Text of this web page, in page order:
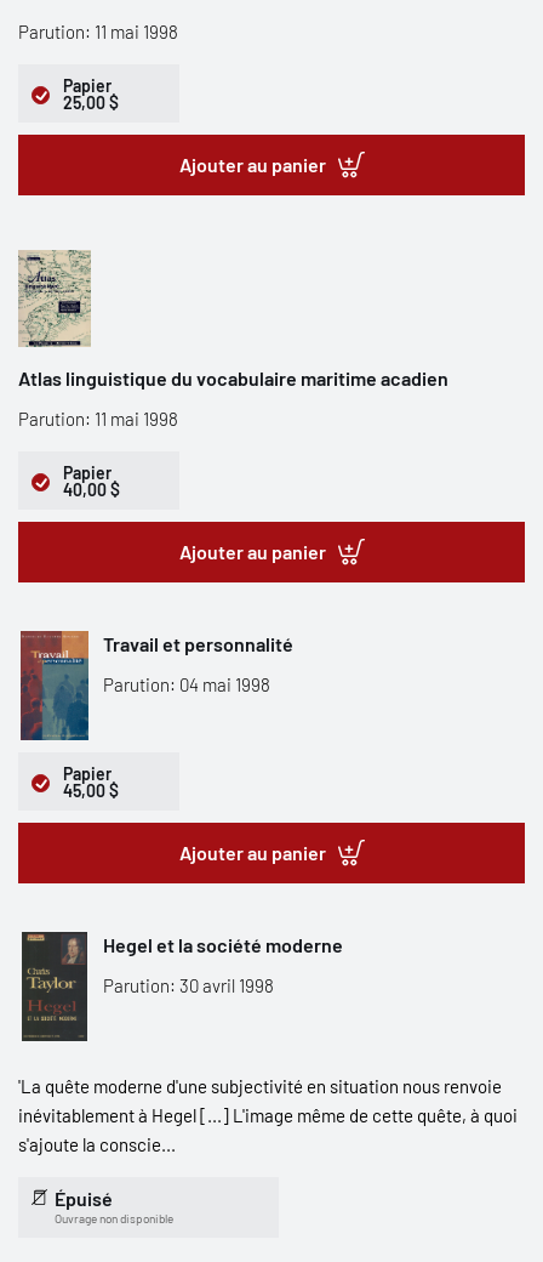
Parution: 11 mai 1998
Papier
25,00 $
Ajouter au panier
Atlas linguistique du vocabulaire maritime acadien
Parution: 11 mai 1998
Papier
40,00 $
Ajouter au panier
Travail et personnalité
Parution: 04 mai 1998
Papier
45,00 $
Ajouter au panier
Hegel et la société moderne
Parution: 30 avril 1998
'La quête moderne d'une subjectivité en situation nous renvoie
inévitablement à Hegel [...] L'image même de cette quête, à quoi
s'ajoute la conscie...
Épuisé
Ouvrage non disponible